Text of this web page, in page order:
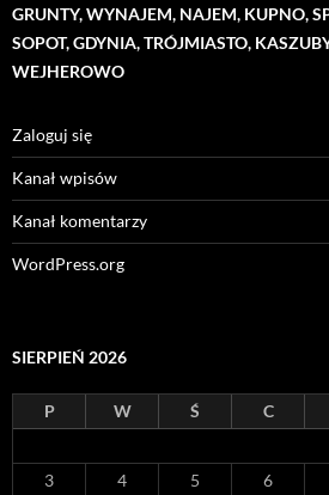
GRUNTY, WYNAJEM, NAJEM, KUPNO,
SOPOT, GDYNIA, TRÓJMIASTO,
WEJHEROWO
Zaloguj się
Kanał wpisów
Kanał komentarzy
WordPress.org
SIERPIEŃ 2026
P W Ś C
3
4 5 6